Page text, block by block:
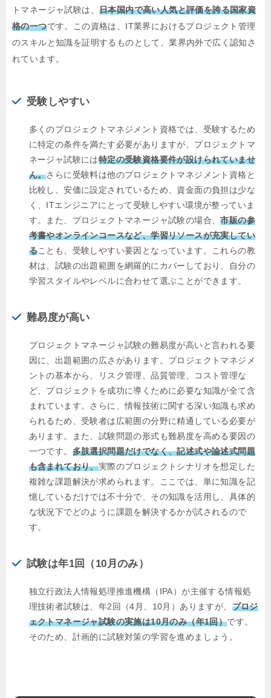
トマネージャ試験は、 日本国内で高い人気と評価を誇る国家資
格の一つです。この資格は、IT業界におけるプロジェクト管理
のスキルと知識を証明するものとして、業界内外で広く認知さ
れています。
受験しやすい
多くのプロジェクトマネジメント資格では、受験するため
に特定の条件を満たす必要がありますが、プロジェクトマ
ネージャ試験には特定の受験資格要件が設けられていませ
ん。さらに受験料は他のプロジェクトマネジメント資格と
比較し、安価に設定されているため、資金面の負担は少な
く、ITエンジニアにとって受験しやすい環境が整っていま
す。また、プロジェクトマネージャ試験の場合、市販の参
考書やオンラインコースなど、学習リソースが充実してい
ることも、受験しやすい要因となっています。これらの教
材は、試験の出題範囲を網羅的にカバーしており、自分の
学習スタイルやレベルに合わせて選ぶことができます。
難易度が高い
プロジェクトマネージャ試験の難易度が高いと言われる要
因に、出題範囲の広さがあります。プロジェクトマネジメ
ントの基本から、リスク管理、品質管理、コスト管理な
ど、プロジェクトを成功に導くために必要な知識が全て含
まれています。さらに、情報技術に関する深い知識も求め
られるため、受験者は広範囲の分野に精通している必要が
あります。また、試験問題の形式も難易度を高める要因の
一つです。 多肢選択問題だけでなく、記述式や論述式問題
も含まれており、実際のプロジェクトシナリオを想定した
複雑な課題解決が求められます。ここでは、単に知識を記
憶しているだけでは不十分で、その知識を活用し、具体的
な状況下でどのように課題を解決するかが試されるので
す。
試験は年1回（10月のみ）
独立行政法人情報処理推進機構（IPA）が主催する情報処
理技術者試験は、年2回（4月、10月）ありますが、 プロジ
ェクトマネージャ試験の実施は10月のみ（年1回）です。
そのため、計画的に試験対策の学習を進めましょう。